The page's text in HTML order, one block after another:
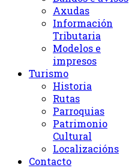
Axudas
Información
Tributaria
Modelos e
impresos
Turismo
Historia
Rutas
Parroquias
Patrimonio
Cultural
Localizacións
Contacto